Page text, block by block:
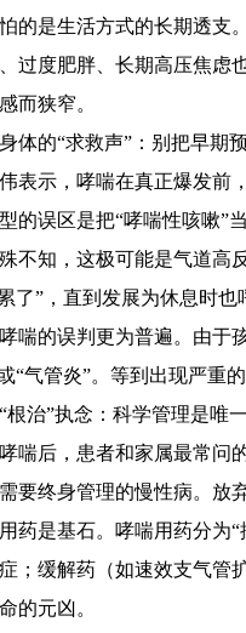
是生活方式的长期透支。
过度肥胖、长期高压焦虑
而狭窄。
的“求救声”：别把早期
示，哮喘在真正爆发前，
误区是把“哮喘性咳嗽”当
不知，这极可能是气道高
了”，直到发展为休息时也
的误判更为普遍。由于孩
“气管炎”。等到出现严重
治”执念：科学管理是唯
后，患者和家属最常问的
要终身管理的慢性病。放
是基石。哮喘用药分为“
；缓解药（如速效支气管
的元凶。